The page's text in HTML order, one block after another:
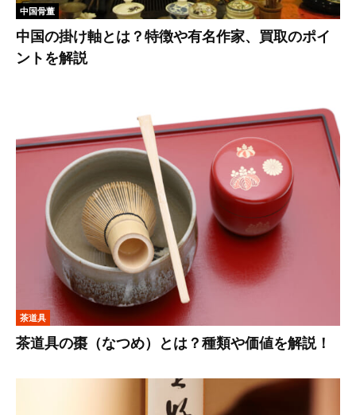
中国骨董
中国の掛け軸とは？特徴や有名作家、買取のポイ
ントを解説
茶道具
茶道具の棗（なつめ）とは？種類や価値を解説！